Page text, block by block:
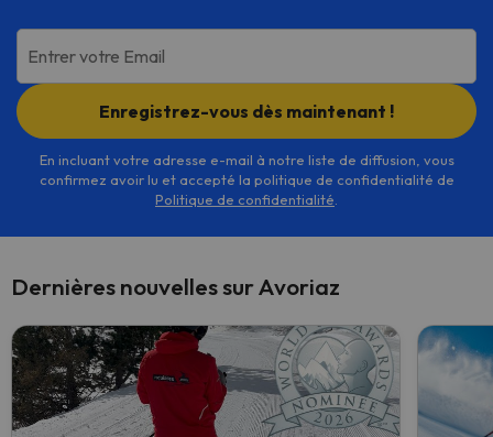
Entrer votre Email
Enregistrez-vous dès maintenant !
En incluant votre adresse e-mail à notre liste de diffusion, vous
confirmez avoir lu et accepté la politique de confidentialité de
Politique de confidentialité
Dernières nouvelles sur Avoriaz